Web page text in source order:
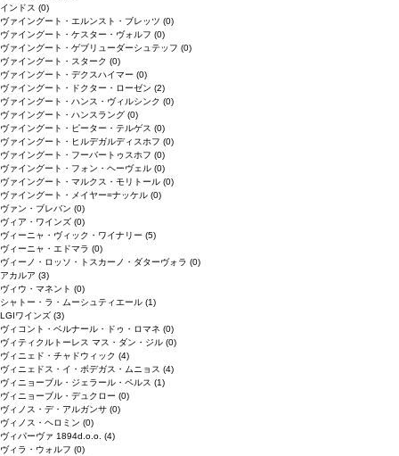
インドス (0)
ヴァイングート・エルンスト・ブレッツ (0)
ヴァイングート・ケスター・ヴォルフ (0)
ヴァイングート・ゲブリューダーシュテッフ (0)
ヴァイングート・スターク (0)
ヴァイングート・デクスハイマー (0)
ヴァイングート・ドクター・ローゼン (2)
ヴァイングート・ハンス・ヴィルシンク (0)
ヴァイングート・ハンスラング (0)
ヴァイングート・ピーター・テルゲス (0)
ヴァイングート・ヒルデガルディスホフ (0)
ヴァイングート・フーバートゥスホフ (0)
ヴァイングート・フォン・ヘーヴェル (0)
ヴァイングート・マルクス・モリトール (0)
ヴァイングート・メイヤー=ナッケル (0)
ヴァン・ブレバン (0)
ヴィア・ワインズ (0)
ヴィーニャ・ヴィック・ワイナリー (5)
ヴィーニャ・エドマラ (0)
ヴィーノ・ロッソ・トスカーノ・ダターヴォラ (0)
アカルア (3)
ヴィウ・マネント (0)
シャトー・ラ・ムーシュティエール (1)
LGIワインズ (3)
ヴィコント・ベルナール・ドゥ・ロマネ (0)
ヴィティクルトーレス マス・ダン・ジル (0)
ヴィニェド・チャドウィック (4)
ヴィニェドス・イ・ボデガス・ムニョス (4)
ヴィニョーブル・ジェラール・ペルス (1)
ヴィニョーブル・デュクロー (0)
ヴィノス・デ・アルガンサ (0)
ヴィノス・ヘロミン (0)
ヴィパーヴァ 1894d.o.o. (4)
ヴィラ・ウォルフ (0)